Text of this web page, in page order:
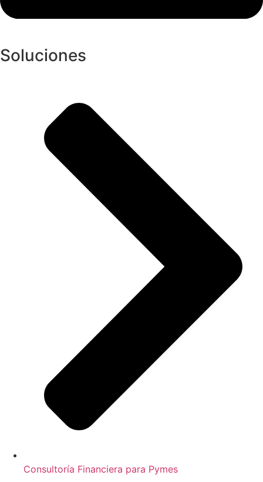
Soluciones
Consultoría Financiera para Pymes